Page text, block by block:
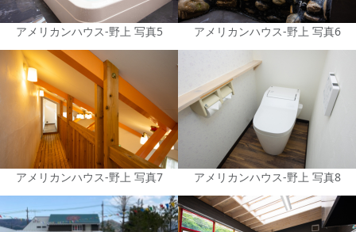
アメリカンハウス-野上 写真5 アメリカンハウス-野上 写真6
アメリカンハウス-野上 写真7 アメリカンハウス-野上 写真8